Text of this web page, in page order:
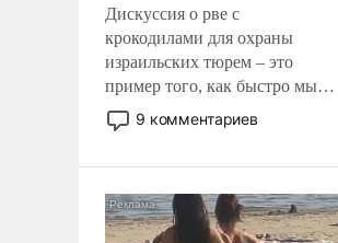
Дискуссия о рве с
крокодилами для охраны
израильских тюрем – это
пример того, как быстро мы
двигаемся по пути
революционных изменений.
псевдонаучной фантастики,
стало всерьез обсуждаемой
9 комментариев